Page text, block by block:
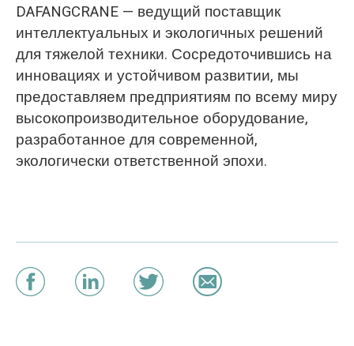
DAFANGCRANE — ведущий поставщик
интеллектуальных и экологичных решений
для тяжелой техники. Сосредоточившись на
инновациях и устойчивом развитии, мы
предоставляем предприятиям по всему миру
высокопроизводительное оборудование,
разработанное для современной,
экологически ответственной эпохи.